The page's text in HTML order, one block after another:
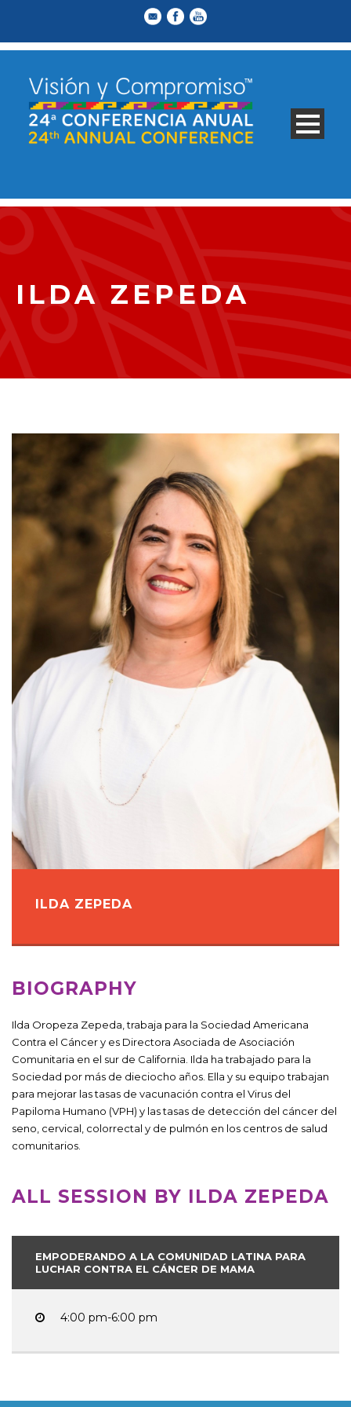
ILDA ZEPEDA
ILDA ZEPEDA
BIOGRAPHY
Ilda Oropeza Zepeda, trabaja para la Sociedad Americana
Contra el Cáncer y es Directora Asociada de Asociación
Comunitaria en el sur de California. Ilda ha trabajado para la
Sociedad por más de dieciocho años. Ella y su equipo trabajan
para mejorar las tasas de vacunación contra el Virus del
Papiloma Humano (VPH) y las tasas de detección del cáncer del
seno, cervical, colorrectal y de pulmón en los centros de salud
comunitarios.
ALL SESSION BY ILDA ZEPEDA
EMPODERANDO A LA COMUNIDAD LATINA PARA
LUCHAR CONTRA EL CÁNCER DE MAMA
4:00 pm-6:00 pm